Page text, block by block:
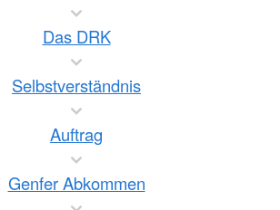
Das DRK
Selbstverständnis
Auftrag
Genfer Abkommen